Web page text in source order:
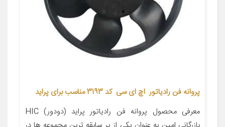
پروانه فن رادیاتور اچ ای سی کد 3193 مناسب برای پراید
معرفی محصول پروانه فن رادیاتور پراید (دودور) HIC